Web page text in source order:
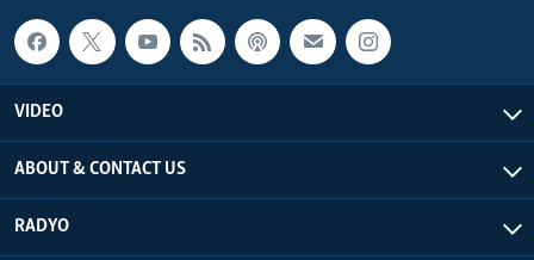
VIDEO
ABOUT & CONTACT US
RADYO